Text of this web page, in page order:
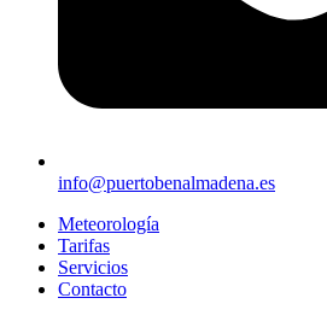
info@puertobenalmadena.es
Meteorología
Tarifas
Servicios
Contacto